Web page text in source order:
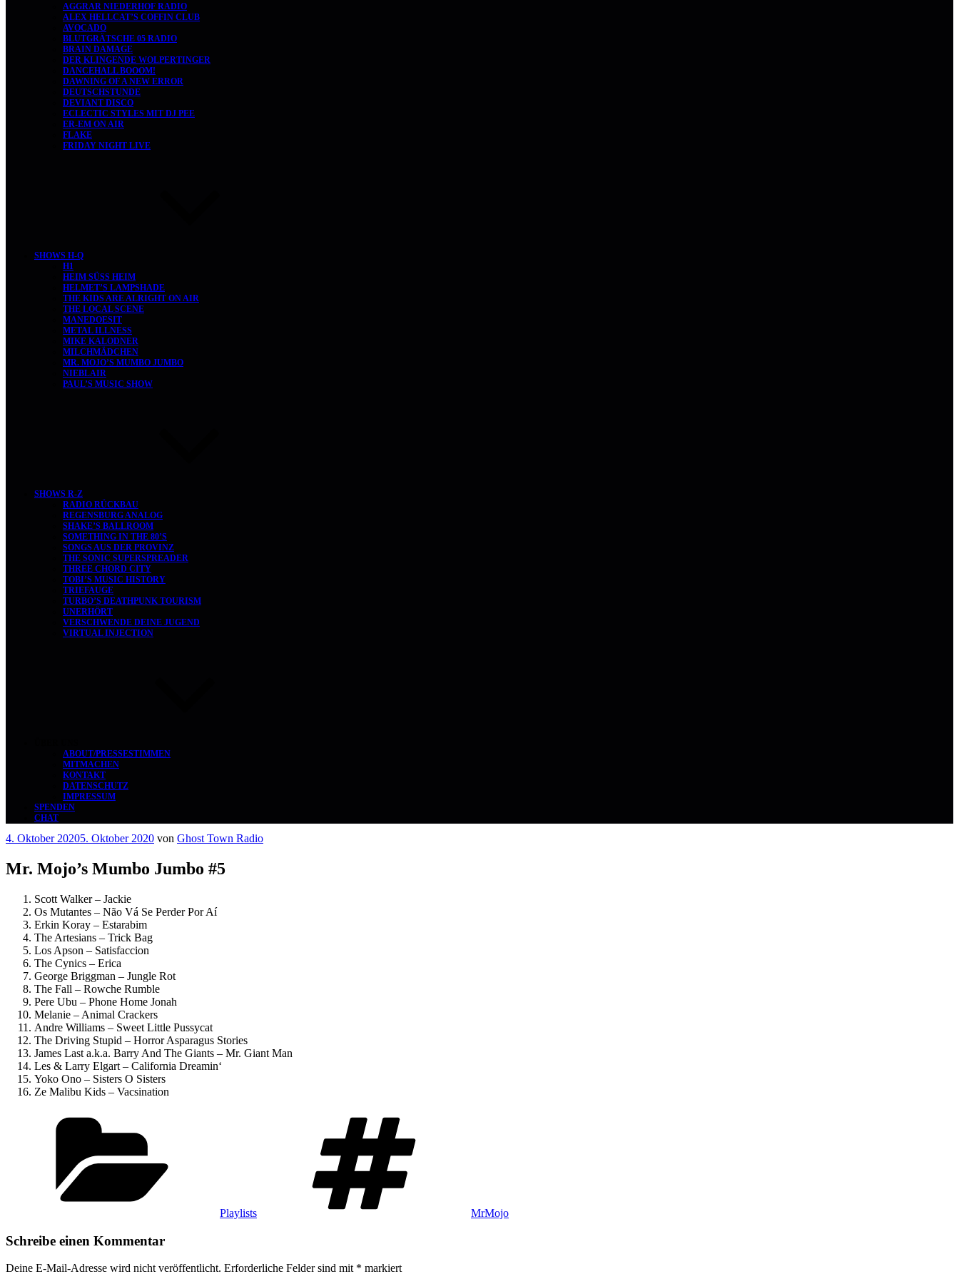
AGGRAR NIEDERHOF RADIO
ALEX HELLCAT’S COFFIN CLUB
AVOCADO
BLUTGRÄTSCHE 05 RADIO
BRAIN DAMAGE
DER KLINGENDE WOLPERTINGER
DANCEHALL BOOOM!
DAWNING OF A NEW ERROR
DEUTSCHSTUNDE
DEVIANT DISCO
ECLECTIC STYLES MIT DJ PEE
ER-EM ON AIR
FLAKE
FRIDAY NIGHT LIVE
SHOWS H-Q
H1
HEIM SÜSS HEIM
HELMET’S LAMPSHADE
THE KIDS ARE ALRIGHT ON AIR
THE LOCAL SCENE
MANEDOESIT
METAL ILLNESS
MIKE KALODNER
MILCHMÄDCHEN
MR. MOJO’S MUMBO JUMBO
NIEBLAIR
PAUL’S MUSIC SHOW
SHOWS R-Z
RADIO RÜCKBAU
REGENSBURG ANALOG
SHAKE’S BALLROOM
SOMETHING IN THE 80’S
SONGS AUS DER PROVINZ
THE SONIC SUPERSPREADER
THREE CHORD CITY
TOBI’S MUSIC HISTORY
TRIEFAUGE
TURBO’S DEATHPUNK TOURISM
UNERHÖRT
VERSCHWENDE DEINE JUGEND
VIRTUAL INJECTION
ABOUT/PRESSESTIMMEN
MITMACHEN
KONTAKT
DATENSCHUTZ
IMPRESSUM
SPENDEN
CHAT
Veröffentlicht
4. Oktober 20205. Oktober 2020 von Ghost Town Radio
Mr. Mojo’s Mumbo Jumbo #5
Scott Walker – Jackie
Os Mutantes – Não Vá Se Perder Por Aí
Erkin Koray – Estarabim
The Artesians – Trick Bag
Los Apson – Satisfaccion
The Cynics – Erica
George Briggman – Jungle Rot
The Fall – Rowche Rumble
Pere Ubu – Phone Home Jonah
Melanie – Animal Crackers
Andre Williams – Sweet Little Pussycat
The Driving Stupid – Horror Asparagus Stories
James Last a.k.a. Barry And The Giants – Mr. Giant Man
Les & Larry Elgart – California Dreamin‘
Yoko Ono – Sisters O Sisters
Ze Malibu Kids – Vacsination
Playlists MrMojo
Schreibe einen Kommentar
Deine E-Mail-Adresse wird nicht veröffentlicht. Erforderliche Felder sind mit * markiert